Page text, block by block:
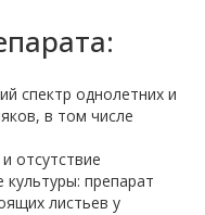
спектр однолетних и
в том числе
отсутствие
препарат
листьев у